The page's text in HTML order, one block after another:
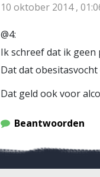
10 oktober 2014 ,
@4:
Ik schreef dat ik
Dat dat
Dat geld ook voor
Beantwoorden